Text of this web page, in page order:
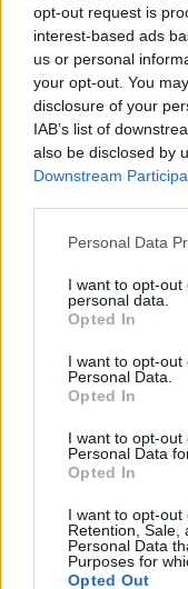
opt-out request is
interest-based ads
us or personal
your opt-out. You
disclosure of your
IAB’s list of
also be disclosed by
Downstream
Personal Data
I want to opt-
personal data.
Opted In
I want to opt-out
Personal Data.
Opted In
I want to opt-
Personal Data
Opted In
I want to opt-out
Retention, Sale,
Personal Data
Purposes for
Opted Out
világ legnagyobb
az előzetesen jól
ma publikált
hivatalosan is
napja az elemzői
cég jelenével és
A negyedéves
társaság 2002-re
kedvévért, a General
milliárd dollár lett,
korábbi EPS 36 cent...
KEDVES
A keresett cikk a
tartozik, melynek
regisztrációhoz
Az előfizetés a